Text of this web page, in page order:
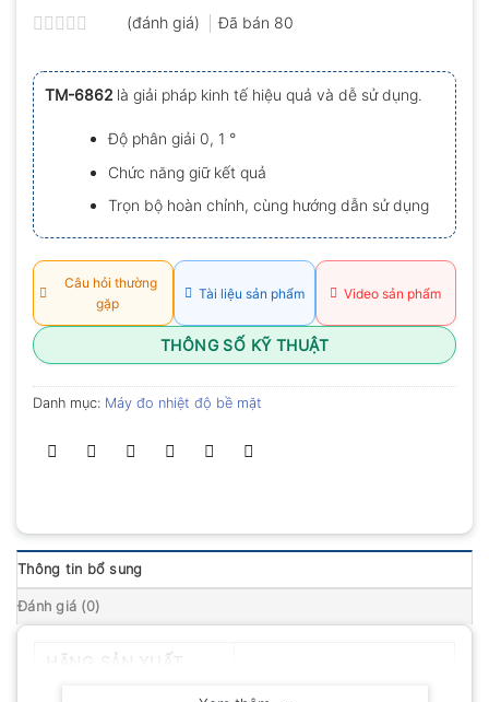
xếp
hạng
0.0
5
sao
(đánh giá) Đã bán 80
TM-6862 là giải pháp kinh tế hiệu quả và dễ sử dụng.
Độ phân giải 0, 1 °
Chức năng giữ kết quả
Trọn bộ hoàn chỉnh, cùng hướng dẫn sử dụng
Câu hỏi thường
gặp
Tài liệu sản phẩm Video sản phẩm
THÔNG SỐ KỸ THUẬT
Danh mục: Máy đo nhiệt độ bề mặt
Thông tin bổ sung
Đánh giá (0)